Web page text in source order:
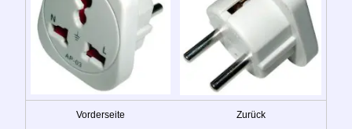
Vorderseite Zurück